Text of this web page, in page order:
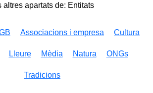
altres apartats de: Entitats
Associacions i empresa Cultura
Lleure Mèdia Natura ONGs
Tradicions